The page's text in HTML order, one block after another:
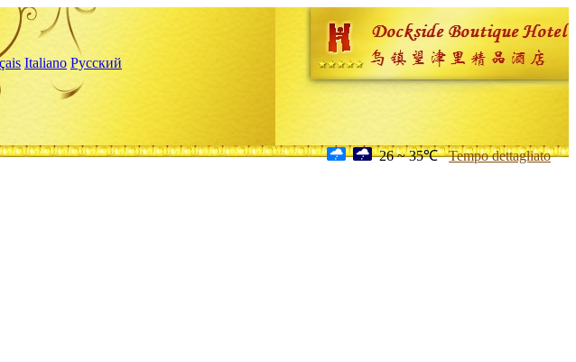
Italiano Русский
26 ~ 35℃ Tempo dettagliato